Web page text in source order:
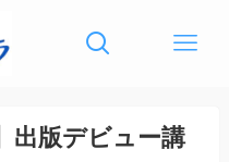
出版デビュー講